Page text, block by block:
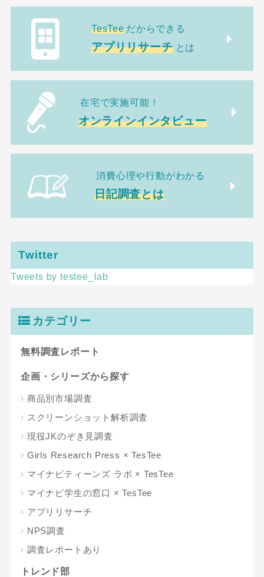
TesTee だからできる
アプリリサーチ とは
在宅で実施可能！
オンラインインタビュー
消費心理や行動がわかる
日記調査とは
Twitter
Tweets by testee_lab
カテゴリー
無料調査レポート
企画・シリーズから探す
商品別市場調査
スクリーンショット解析調査
現役JKのぞき見調査
Girls Research Press × TesTee
マイナビティーンズ ラボ × TesTee
マイナビ学生の窓口 × TesTee
アプリリサーチ
NPS調査
調査レポートあり
トレンド部